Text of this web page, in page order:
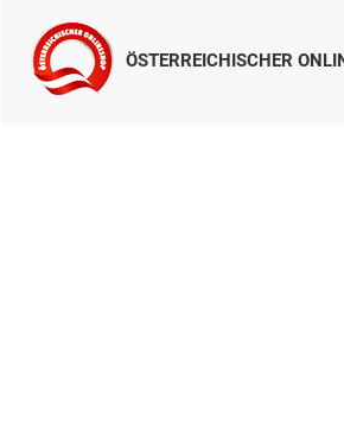
ÖSTERREICHISCHER